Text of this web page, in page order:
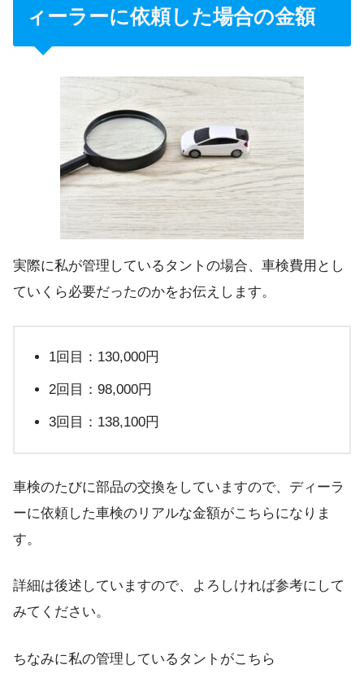
ィーラーに依頼した場合の金額
実際に私が管理しているタントの場合、車検費用とし
ていくら必要だったのかをお伝えします。
1回目：130,000円
2回目：98,000円
3回目：138,100円
車検のたびに部品の交換をしていますので、ディーラ
ーに依頼した車検のリアルな金額がこちらになりま
す。
詳細は後述していますので、よろしければ参考にして
みてください。
ちなみに私の管理しているタントがこちら